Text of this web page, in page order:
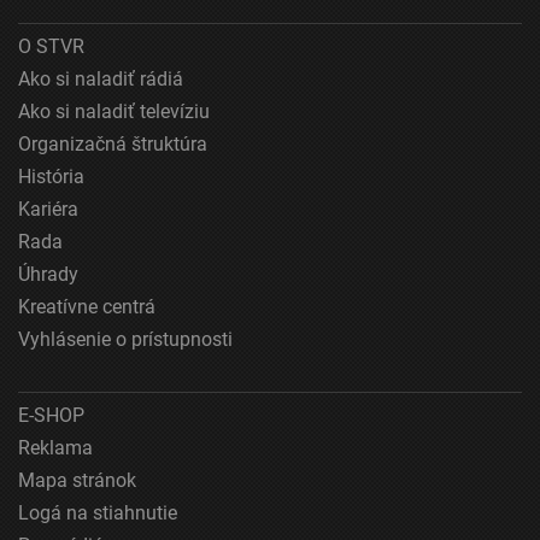
Použiť profily na výber prispôsobeného obsahu
Meranie výkonnosti reklamy
Meranie výkonnosti obsahu
Pochopiť cieľové skupiny na základe štatistík
Vývoj a zlepšovanie služieb
Špeciálne funkcie IAB:
polohe
Identifikácia zariadení na základe aktívne
vyžiadaných informácií
O STVR
Ako si naladiť rádiá
Ako si naladiť televíziu
Organizačná štruktúra
História
Kariéra
Rada
Úhrady
Kreatívne centrá
Vyhlásenie o prístupnosti
E-SHOP
Reklama
Mapa stránok
Logá na stiahnutie